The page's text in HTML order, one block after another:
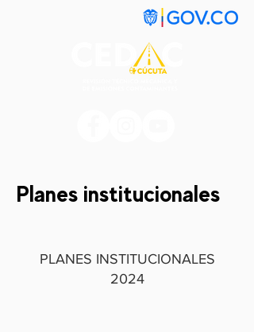
Planes institucionales
PLANES INSTITUCIONALES
2024